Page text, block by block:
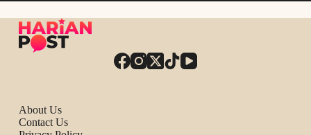
About Us
Contact Us